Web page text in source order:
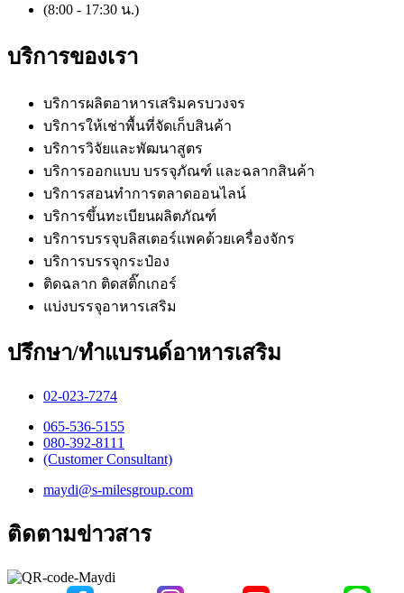
(8:00 - 17:30 น.)
บริการของเรา
บริการผลิตอาหารเสริมครบวงจร
บริการให้เช่าพื้นที่จัดเก็บสินค้า
บริการวิจัยและพัฒนาสูตร
บริการออกแบบ บรรจุภัณฑ์ และฉลากสินค้า
บริการสอนทำการตลาดออนไลน์
บริการขึ้นทะเบียนผลิตภัณฑ์
บริการบรรจุบลิสเตอร์แพคด้วยเครื่องจักร
บริการบรรจุกระป๋อง
ติดฉลาก ติดสติ๊กเกอร์
แบ่งบรรจุอาหารเสริม
ปรึกษา/ทำแบรนด์อาหารเสริม
02-023-7274​
065-536-5155
​080-392-8111
(Customer Consultant)​
maydi@s-milesgroup.com
ติดตามข่าวสาร